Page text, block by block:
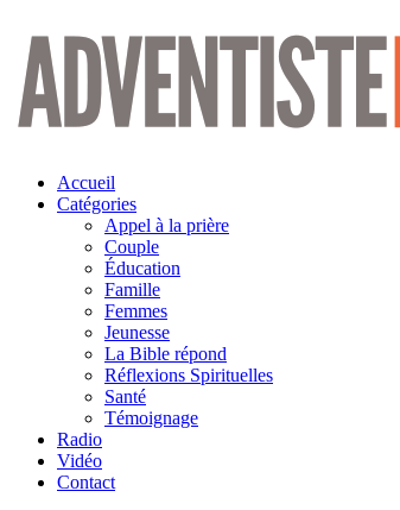
Aller
contenu
Accueil
Catégories
Appel à la prière
Couple
Éducation
Famille
Femmes
Jeunesse
La Bible répond
Réflexions Spirituelles
Santé
Témoignage
Radio
Vidéo
Contact